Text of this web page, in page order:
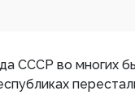
СССР во многих